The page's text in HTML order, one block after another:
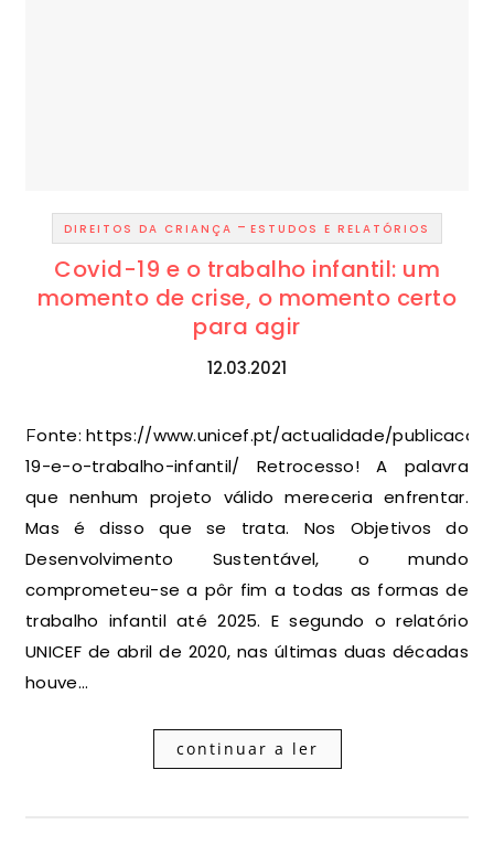
DIREITOS DA CRIANÇA - ESTUDOS E RELATÓRIOS
Covid-19 e o trabalho infantil: um
momento de crise, o momento certo
para agir
12.03.2021
Fonte: https://www.unicef.pt/actualidade/publicacoes/covid-
19-e-o-trabalho-infantil/ Retrocesso! A palavra
que nenhum projeto válido mereceria enfrentar.
Mas é disso que se trata. Nos Objetivos do
Desenvolvimento Sustentável, o mundo
comprometeu-se a pôr fim a todas as formas de
trabalho infantil até 2025. E segundo o relatório
UNICEF de abril de 2020, nas últimas duas décadas
houve…
continuar a ler